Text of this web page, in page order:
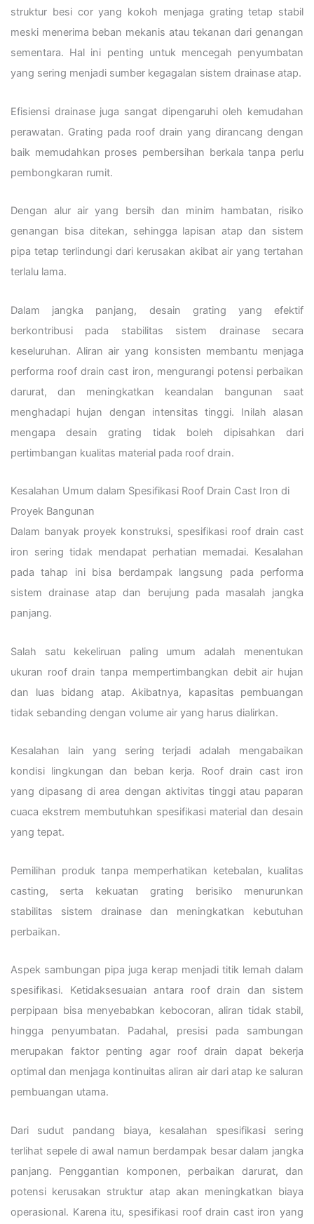
struktur besi cor yang kokoh menjaga grating tetap stabil
meski menerima beban mekanis atau tekanan dari genangan
sementara. Hal ini penting untuk mencegah penyumbatan
yang sering menjadi sumber kegagalan sistem drainase atap.
Efisiensi drainase juga sangat dipengaruhi oleh kemudahan
perawatan. Grating pada roof drain yang dirancang dengan
baik memudahkan proses pembersihan berkala tanpa perlu
pembongkaran rumit.
Dengan alur air yang bersih dan minim hambatan, risiko
genangan bisa ditekan, sehingga lapisan atap dan sistem
pipa tetap terlindungi dari kerusakan akibat air yang tertahan
terlalu lama.
Dalam jangka panjang, desain grating yang efektif
berkontribusi pada stabilitas sistem drainase secara
keseluruhan. Aliran air yang konsisten membantu menjaga
performa roof drain cast iron, mengurangi potensi perbaikan
darurat, dan meningkatkan keandalan bangunan saat
menghadapi hujan dengan intensitas tinggi. Inilah alasan
mengapa desain grating tidak boleh dipisahkan dari
pertimbangan kualitas material pada roof drain.
Kesalahan Umum dalam Spesifikasi Roof Drain Cast Iron di
Proyek Bangunan
Dalam banyak proyek konstruksi, spesifikasi roof drain cast
iron sering tidak mendapat perhatian memadai. Kesalahan
pada tahap ini bisa berdampak langsung pada performa
sistem drainase atap dan berujung pada masalah jangka
panjang.
Salah satu kekeliruan paling umum adalah menentukan
ukuran roof drain tanpa mempertimbangkan debit air hujan
dan luas bidang atap. Akibatnya, kapasitas pembuangan
tidak sebanding dengan volume air yang harus dialirkan.
Kesalahan lain yang sering terjadi adalah mengabaikan
kondisi lingkungan dan beban kerja. Roof drain cast iron
yang dipasang di area dengan aktivitas tinggi atau paparan
cuaca ekstrem membutuhkan spesifikasi material dan desain
yang tepat.
Pemilihan produk tanpa memperhatikan ketebalan, kualitas
casting, serta kekuatan grating berisiko menurunkan
stabilitas sistem drainase dan meningkatkan kebutuhan
perbaikan.
Aspek sambungan pipa juga kerap menjadi titik lemah dalam
spesifikasi. Ketidaksesuaian antara roof drain dan sistem
perpipaan bisa menyebabkan kebocoran, aliran tidak stabil,
hingga penyumbatan. Padahal, presisi pada sambungan
merupakan faktor penting agar roof drain dapat bekerja
optimal dan menjaga kontinuitas aliran air dari atap ke saluran
pembuangan utama.
Dari sudut pandang biaya, kesalahan spesifikasi sering
terlihat sepele di awal namun berdampak besar dalam jangka
panjang. Penggantian komponen, perbaikan darurat, dan
potensi kerusakan struktur atap akan meningkatkan biaya
operasional. Karena itu, spesifikasi roof drain cast iron yang